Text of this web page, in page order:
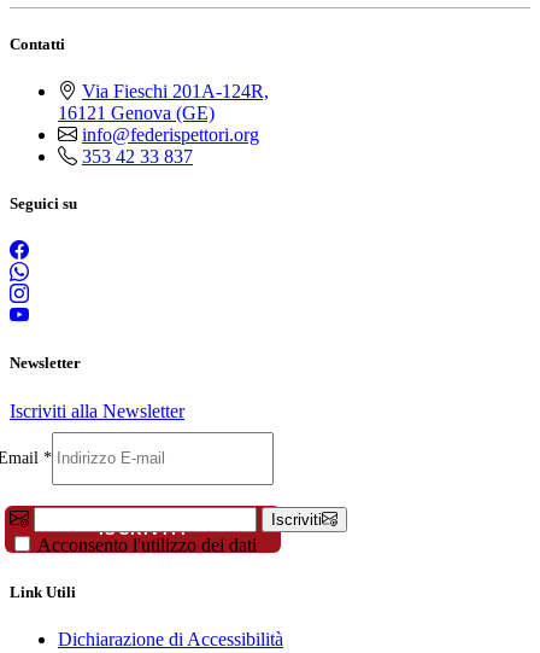
Contatti
Via Fieschi 201A-124R,
16121 Genova (GE)
info@federispettori.org
353 42 33 837
Seguici su
Newsletter
Iscriviti alla Newsletter
*
ISCRIVITI
Iscriviti
Acconsento l'utilizzo dei dati
Link Utili
Dichiarazione di Accessibilità